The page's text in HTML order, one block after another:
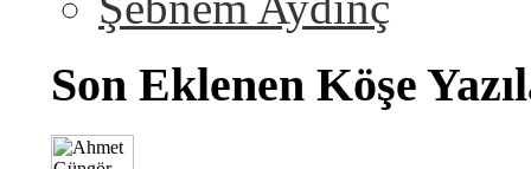
Son Eklenen Köşe